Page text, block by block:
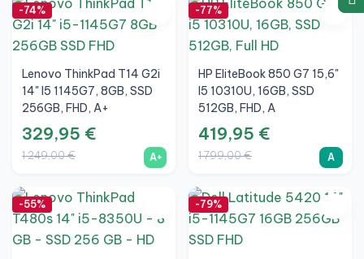
-74%
Lenovo ThinkPad T14 G2i
14" I5 1145G7, 8GB, SSD
256GB, FHD, A+
329,95 €
1 249,00 € A+
-77%
HP EliteBook 850 G7 15,6"
I5 10310U, 16GB, SSD
512GB, FHD, A
419,95 €
1 799,00 € A
-55% -79%